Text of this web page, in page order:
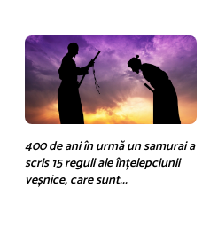
400 de ani în urmă un samurai a
scris 15 reguli ale înțelepciunii
veșnice, care sunt...